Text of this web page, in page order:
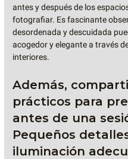
antes y después de los
fotografiar. Es fascinante
desordenada y descuidada
acogedor y elegante a través
interiores.
Además,
prácticos para
antes de una
Pequeños
iluminación